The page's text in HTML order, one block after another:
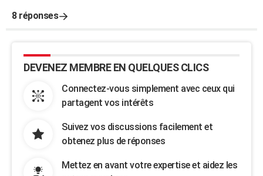
8 réponses
DEVENEZ MEMBRE EN QUELQUES CLICS
Connectez-vous simplement avec ceux qui
partagent vos intérêts
Suivez vos discussions facilement et
obtenez plus de réponses
Mettez en avant votre expertise et aidez les